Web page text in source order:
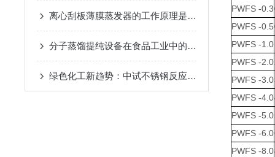
离心刮板薄膜蒸发器的工作原理是什么？ 2024-08-27
分子蒸馏提纯设备在食品工业中的应用 2024-08-22
绿色化工新趋势：中试不锈钢反应釜的环保应用 2024-
PWFS -0.3
PWFS -0.5
PWFS -1.0
PWFS -2.0
PWFS -3.0
PWFS -4.0
PWFS -5.0
PWFS -6.0
PWFS -8.0